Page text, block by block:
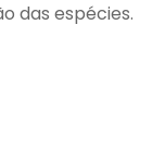
das espécies.